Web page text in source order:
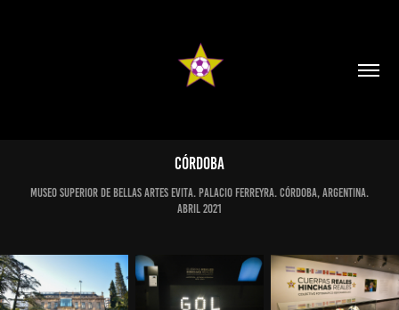
CÓRDOBA
Museo Superior de Bellas Artes Evita. Palacio Ferreyra. Córdoba, Argentina.
Abril 2021